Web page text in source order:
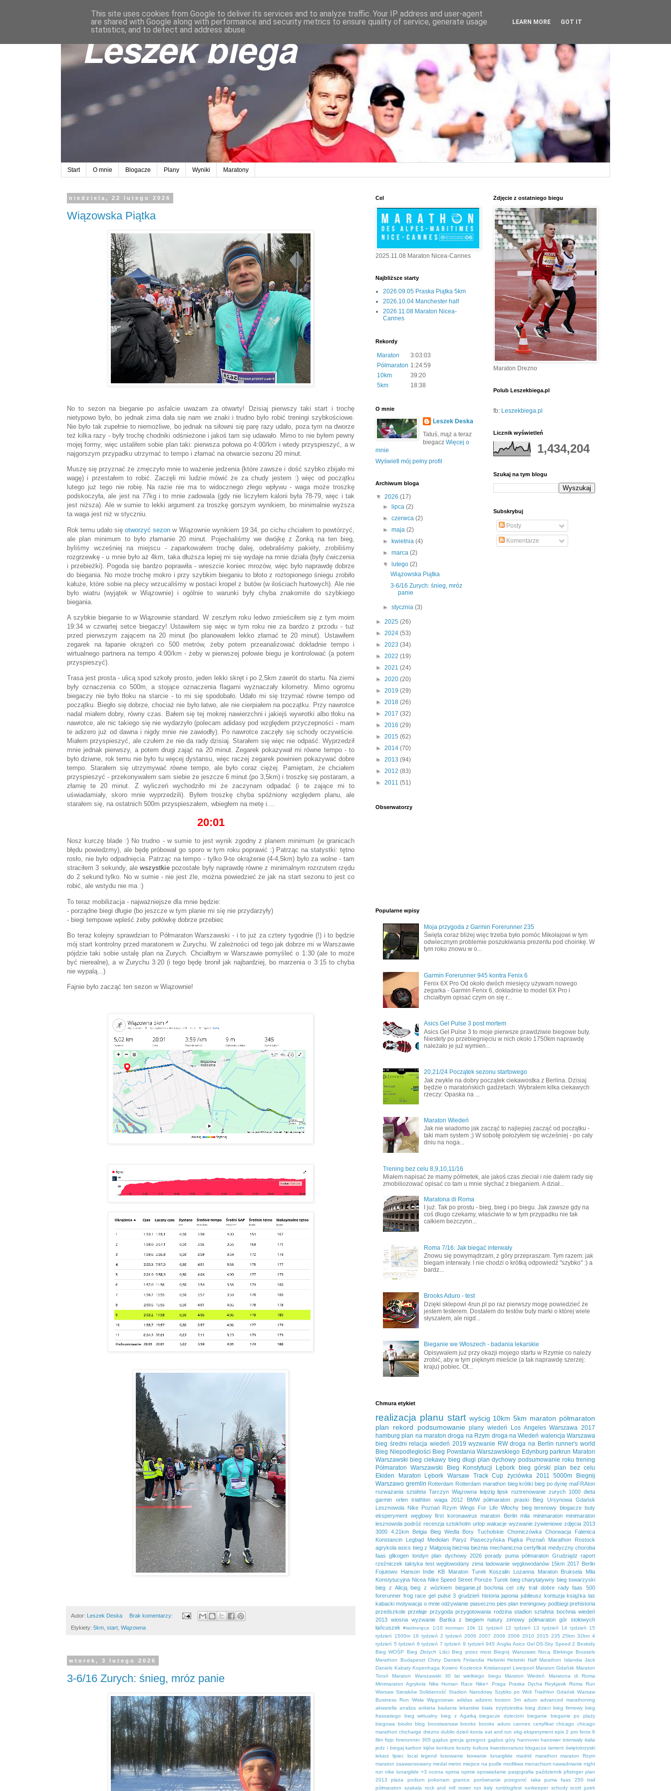
Start O mnie Blogacze Plany Wyniki Maratony
niedziela, 22 lutego 2026
Wiązowska Piątka
No to sezon na bieganie po asfalcie uważam za otwarty! Dzisiaj pierwszy taki start i trochę
nietypowo było, bo jednak zima dała się nam we znaki i trudno było robić treningi szybkościowe.
Nie było tak zupełnie to niemożliwe, bo jednak na siłowni się parę razy udało, poza tym na dworze
też kilka razy - były trochę chodniki odśnieżone i jakoś tam się udawało. Mimo to nie byłem pewny
mojej formy, więc ustaliłem sobie plan taki: pierwsza połowa po 4:00/km i wtedy przyspieszyć, a w
najgorszym przypadku utrzymać to tempo i złamać na otwarcie sezonu 20 minut.
Muszę się przyznać że zmęczyło mnie to ważenie jedzenia (które zawsze i dość szybko zbijało mi
wagę) i przestałem to robić. Zaczęli mi ludzie mówić że za chudy jestem :) więc od początku
lutego już tego nie robię. Na razie nie ma to widocznego złego wpływu - waga może troszkę
podskoczyła, ale jest na 77kg i to mnie zadowala (gdy nie liczyłem kalorii była 78-79, więc i tak
jest niższa). Ale w sumie to lekki argument za troszkę gorszym wynikiem, bo minimalnie wyższa
ta waga jest niż w styczniu.
Rok temu udało sięotworzyć sezon w Wiązownie wynikiem 19:34, po cichu chciałem to powtórzyć,
ale plan minimum to było złamanie 20 minut. Pojechaliśmy we dwójkę z Żonką na ten bieg,
byliśmy wcześniej na miejscu - zaparkowałem trochę dalej, odebraliśmy pakiety, zrobiliśmy
rozgrzewkę - u mnie było aż 4km, taka dłuższa lepiej mi się wydaje na mnie działa (były ćwiczenia
i przebieżki). Pogoda się bardzo poprawiła - wreszcie koniec mrozów, więc było naprawdę dobrze
do biegania. No może trochę mokro i przy szybkim bieganiu to błoto z roztopionego śniegu zrobiło
kałuże, które sobie na plecy wrzucaliśmy w postaci kropel z butów (w ilościach hurtowych). Ale nie
było wiatru (wyjątek w Wiązownie) i ogólnie to warunki były chyba znakomite do szybkiego
biegania.
A szybkie bieganie to w Wiązownie standard. W zeszłym roku ledwo zmieściłem się z tym moim
19:34 w czwartej setce biegaczy! Ustawiłem się więc w tym roku nie za bardzo z przodu - tuż
przed pierwszym zającem na 20 minut (bo planowałem lekko złamać te 20 minut). Ustawiłem
zegarek na łapanie okrążeń co 500 metrów, żeby potem przeanalizować dokładnie tempo i
wirtualnego partnera na tempo 4:00/km - żeby w pierwszej połowie biegu je kontrolować (a potem
przyspieszyć).
Trasa jest prosta - ulicą spod szkoły prosto, jeden lekki skręt i po 2,5km zawrót do startu. Na ziemi
były oznaczenia co 500m, a stojące oznaczenia flagami wyznaczały kilometry. Mimo ogromu
biegaczy nie było tłoku na starcie - to mi się spodobało. Udało mi się trzymać równe tempo od
początku. Biegło się dobrze, chociaż nie było łatwo, ale nie cierpiałem na początku. Przy nawrotce
nadal miałem dobry, równy czas. Bałem się tej mokrej nawierzchni i jakiejś wywrotki albo tłoku na
nawrotce, ale nic takiego się nie wydarzyło (polecam adidasy pod względem przyczepności - mam
te adizero już od dawna i nigdy mnie nie zawiodły). Po nawrotce zaczęły się schody oczywiście.
Miałem przyspieszyć, ale czułem że nie da rady dzisiaj. Starałem się więc nie odpaść. Wyprzedził
mnie jednak pierwszy, a potem drugi zająć na 20 minut. Zegarek pokazywał mi równe tempo - to
było dziwne, rok temu nie było tu więcej dystansu, więc raczej zegarek powinien pokazywać dobre
tempo. Starałem się utrzymywać równe tempo, ale było coraz ciężej. Pamiętam, że chciałem
przyspieszyć - przekonywałem sam siebie że jeszcze 6 minut (po 3,5km) i troszkę się postaram, a
złamię te 20 minut. Z wyliczeń wychodziło mi że zaczynam odpadać (i te zające mi to
uświadamiały, skoro mnie wyprzedzili). Byłem troszkę chyba spóźniony względem planu, ale
starałem się, na ostatnich 500m przyspieszałem, wbiegłem na metę i....
20:01
Nosz kurczę blade :) No trudno - w sumie to jest wynik zgodny z planem minimum (w granicach
błędu powiedzmy), ale będę próbował go sporo w tym roku poprawić :) Patrząc na statystki: tętno
rosło, nie było odpadnięcia. Patrząc na tempo - tylko 9-te okrążenie (4-4,5km) było za wolne - tam
straciłem 3 sekundy, ale wszystkie pozostałe były naprawdę równe z minimalnym rozrzutem rzędu
do 2 sekund tylko. No w sumie - nie jest źle, można powiedzieć że jak na start sezonu to jest co
robić, ale wstydu nie ma :)
To teraz mobilizacja - najważniejsze dla mnie będzie:
- porządne biegi długie (bo jeszcze w tym planie mi się nie przydarzyły)
- biegi tempowe wpleść żeby połówkę dobrze przebiec
Bo teraz kolejny sprawdzian to Półmaraton Warszawski - i to już za cztery tygodnie (!) i to będzie
mój start kontrolny przed maratonem w Zurychu. W zależności od tego jak dobrze mi w Warszawie
pójdzie taki sobie ustalę plan na Zurych. Chciałbym w Warszawie pomyśleć o 1:30 (ale to może
być nierealne), a w Zurychu 3:20 (i tego będę bronił jak najbardziej, bo marzenia o 3:15 to chyba
nie wypalą...)
Fajnie było zacząć ten sezon w Wiązownie!
Autor: Leszek Deska Brak komentarzy:
Etykiety: 5km start Wiązowna
wtorek, 3 lutego 2026
3-6/16 Zurych: śnieg, mróz panie
Cel
2025.11.08 Maraton Nicea-Cannes
Najbliższe starty
2026.09.05 Praska Piątka 5km
2026.10.04 Manchester half
2026.11.08 Maraton Nicea-
Cannes
Rekordy
Maraton
3:03:03
Półmaraton 1:24:59
10km
39:20
5km
18:38
O mnie
Leszek Deska
Tatuś, mąż a teraz
biegacz Więcej o
mnie
Wyświetl mój pełny profil
Archiwum bloga
▼ 2026 (17)
►
lipca(2)
►czerwca(2)
►maja(2)
►
kwietnia(4)
►marca(2)
▼
lutego(2)
Wiązowska Piątka
3-6/16 Zurych: śnieg, mróz
panie
►stycznia(3)
► 2025 (26)
► 2024 (53)
► 2023 (34)
► 2022 (19)
► 2021 (24)
► 2020 (20)
► 2019 (29)
► 2018 (26)
► 2017 (32)
► 2016 (29)
► 2015 (62)
► 2014 (70)
► 2013 (94)
► 2012 (83)
► 2011 (51)
Zdjęcie z ostatniego biegu
Maraton Drezno
Polub Leszekbiega.pl
fb: Leszekbiega.pl
Licznik wyświetleń
1,434,204
Szukaj na tym blogu
Subskrybuj
Posty
Komentarze
Obserwatorzy
Popularne wpisy
Moja przygoda z Garmin Forerunner 235
Święta coraz bliżej więc trzeba było pomóc Mikołajowi w tym
odwiecznym problemie poszukiwania prezentu pod choinkę. W
tym roku znowu w o...
Garmin Forerunner 945 kontra Fenix 6
Fenix 6X Pro Od około dwóch miesięcy używam nowego
zegarka - Garmin Fenix 6, dokładnie to model 6X Pro i
chciałbym opisać czym on się r...
Asics Gel Pulse 3 post mortem
Asics Gel Pulse 3 to moje pierwsze prawdziwie biegowe buty.
Niestety po przebiegnięciu w nich około 1750km naprawdę
należało je już wymien...
20,21/24 Początek sezonu startowego
Jak zwykle na dobry początek ciekawostka z Berlina. Dzisiaj
będzie o maratońskich gadżetach. Wybrałem kilka ciekawych
rzeczy: Opaska na ...
Maraton Wiedeń
Jak nie wiadomo jak zacząć to najlepiej zacząć od początku -
taki mam system ;) W sobotę położyłem się wcześniej - po cały
dniu na noga...
Trening bez celu 8,9,10,11/16
Miałem napisać że mamy półmetek, ale jakoś czas zleciał i nie dałem rady się
zmobiliozować opisać co tam u mnie słychać z bieganiem. A dział...
Maratona di Roma
I już. Tak po prostu - bieg, bieg i po biegu. Jak zawsze gdy na
coś długo czekamy, właściwie to w tym przypadku nie tak
całkiem bezczynn...
Roma 7/16: Jak biegać interwały
Znowu się powymądrzam, z góry przepraszam. Tym razem: jak
biegam interwały. I nie chodzi o krótką odpowiedź "szybko" :) a
bardz...
Brooks Aduro - test
Dzięki sklepowi 4run.pl po raz pierwszy mogę powiedzieć że
jestem testerem. Dostałem do testów buty marki o której wiele
słyszałem, ale nigd...
Bieganie we Włoszech - badania lekarskie
Opisywałem już przy okazji mojego startu w Rzymie co należy
zrobić, aby w tym pięknym mieście (a tak naprawdę szerzej:
kraju) pobiec. Ot...
Chmura etykiet
realizacja planu start wyścig 10km 5km maraton półmaraton
plan
rekord podsumowanie plany wiedeń Los Angeles Warszawa 2017
hamburg plan na maraton droga na Rzym droga na Wiedeń walencja Warszawa
bieg średni relacja wiedeń 2019 wyzwanie RW droga na Berlin runner's world
Bieg Niepodległości Bieg Powstania Warszawskiego Edynburg parkrun Maraton
Warszawski bieg ciekawy bieg długi plan dychowy podsumowanie roku trening
Półmaraton Warszawski
Bieg Konstytucji Lębork bieg górski
plan bez celu
Ekiden
Maraton Lębork Warsaw Track Cup życiówka 2011 5000m
Biegnij
Warszawo gremlin Rotterdam Rotterdam marathon bieg krótki bieg po dynię maFRAton
rozważania sztafeta Tarczyn Wiązowna leipzig lipsk roztrenowanie zurych 1000 dieta
garmin
orlen triathlon waga 2012 BMW półmaraton praski Bieg Ursynowa
Gdańsk
Lesznowola Nike Poznań Rzym Wings For Life Włochy bieg terenowy blogacze buty
eksperyment węglowy first koronawirus maraton Berlin mila minimaraton minimaraton
lesznowola podróż recenzja sztokholm urlop wakacje wyzwanie żywieniowe zdjęcia 2013
3000 4.21km Belgia Bieg Wedla Bory Tucholskie Chomiczówka Chorwacja
Falenica
Konstancin
Legbąd Mediolan Paryż Piaseczyńska Piątka Poznań Marathon
Rostock
agrykola asics bieg z Małgosią bieżnia bieżnia mechaniczna certyfikat medyczny choroba
faas
glikogen londyn plan dychowy 2026 porady puma półmaraton Grudziądz raport
rzeźniczek taktyka test węglowodany zima ładowanie węglowodanów 15km 2017 Berlin
Fojutowo
Hanson Indie KB Maraton Turek Koszalin Lozanna Maraton Bruksela
Mila
Konstytucyjna Nicea Nike Speed Street Poroże Turek bieg charytatywny bieg towarzyski
bieg z Alicją bieg z wózkiem bieganie.pl bochnia cel city trail dobre rady faas 500
forerunner frog race gel pulse 3 grudzień historia japonia jubileusz kontuzja książka las
kabacki motywacja o mnie odżywianie piaseczno pies plan treningowy podbiegi prehistoria
przedszkole przełaje przygoda przygotowania rodzina stadion sztafeta bochnia wiedeń
2013
wiosna wyzwanie Bartka z biegiem natury
zimowy półmaraton gór stołowych
łańcuszek #wolneręce 1/10 ironman 10k 11 tydzień 12 tydzień 13 tydzień 14 tydzień
15
tydzień
1500m 16 tydzień 2 tydzień 2006 2007 2008 2009 2010 2015 235 25km 32km 4
tydzień 5 tydzień 6 tydzień 7 tydzień 9 tydzień 945 Anglia Asics Gel DS-Sky Speed 2 Beskidy
Bieg WOŚP
Bieg Złotych Liści Bieg przez most Biegnij Warszawo Nocą Blekinge Brussels
Marathon
Budapeszt Chiny Daniels Finlandia Helsinki Helsinki Half Marathon Islandia Jack
Daniels Kabaty Kopenhaga Kowno Kozienice Kristianopel Liverpool Maraton Gdańsk Maraton
Toruń
Maraton Warszawski 30 lat wielkiego biegu Maraton Wiedeń
Maratona di Roma
Minimaraton Agrykola
Nike Human Race Nike+ Praga Praska Dycha Reykjavik Roma
Run
Warsaw Sieraków Solidarność Stadion Narodowy Szybko po Woli Triathlon Gdańsk Warsaw
Business Run
Wisła Węgorzewo adidas adizero boston 3m aduro
advanced marathoning
akwarella analiza ankieta badania lekarskie biała trzydziestka bieg dzieci bieg firmowy bieg
frassatiego
bieg wirtualny bieg z Agatką biegacze dzieciom bieganie
bieganie po plaży
biegowa
biodro blog boostwarsaw brooks brooks aduro cannes certyfikat chicago
chicago
marathon chicharge drezno dublin dzień konia eat and run ekg eksperyment epix 2 pro fenix 6
film fizjo forerunner 305 gajdus grecja grzegorz gajdus góry hannover hanower interwały italia
jedz i biegaj karbon kijów konkurs koszty kultura kwestionariusz blogacza lament świętokrzyski
lekarz
lipiec local legend losowanie lsowanie lunarglide madrid marathon
maraton Rzym
maraton zaawansowany medal metro miejsce na pudle modlitwa monachium nawadnianie night
run nike lunarglide +3 ocena opinia opinie opowiadanie pasjografia październik pfizinger plan
2013
plaża podium pokonam granice porównanie przegonić raka
puma faas 250 trail
półmaraton szakala
rock and roll rower run italy runblogfest runkeeper schody scott jurek
This site uses cookies from Google to deliver its services and to analyze traffic. Your IP address and user-agent
are shared with Google along with performance and security metrics to ensure quality of service, generate usage
statistics, and to detect and address abuse.
LEARN MORE GOT IT